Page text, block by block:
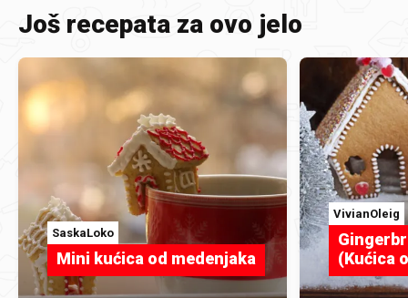
Još recepata za ovo jelo
SaskaLoko
Mini kućica od medenjaka
VivianOleig
(Kućica